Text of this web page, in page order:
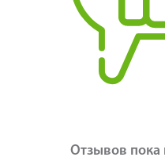
Отзывов пока